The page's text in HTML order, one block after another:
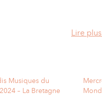
Lire
Musiques du
– La Bretagne